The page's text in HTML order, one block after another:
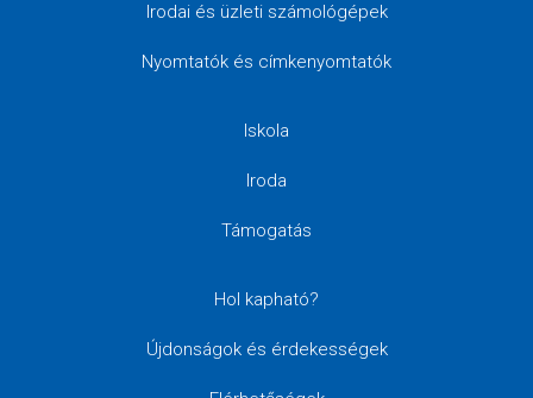
Irodai és üzleti számológépek
Nyomtatók és címkenyomtatók
Iskola
Iroda
Támogatás
Hol kapható?
Újdonságok és érdekességek